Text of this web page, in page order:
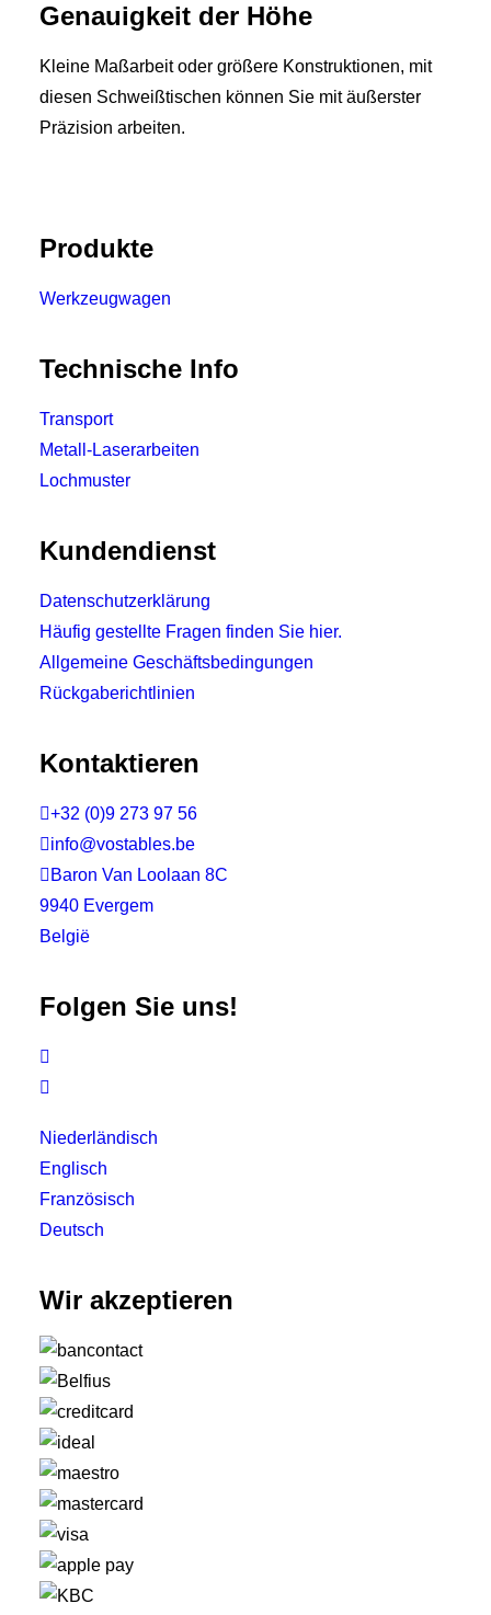
Genauigkeit der Höhe
Kleine Maßarbeit oder größere Konstruktionen, mit
diesen Schweißtischen können Sie mit äußerster
Präzision arbeiten.
Produkte
Werkzeugwagen
Technische Info
Transport
Metall-Laserarbeiten
Lochmuster
Kundendienst
Datenschutzerklärung
Häufig gestellte Fragen finden Sie hier.
Allgemeine Geschäftsbedingungen
Rückgaberichtlinien
Kontaktieren
+32 (0)9 273 97 56
info@vostables.be
 Baron Van Loolaan 8C
9940 Evergem
België
Folgen Sie uns!


Niederländisch
Englisch
Französisch
Deutsch
Wir akzeptieren